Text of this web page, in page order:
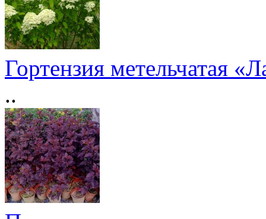
Гортензия метельчатая
..